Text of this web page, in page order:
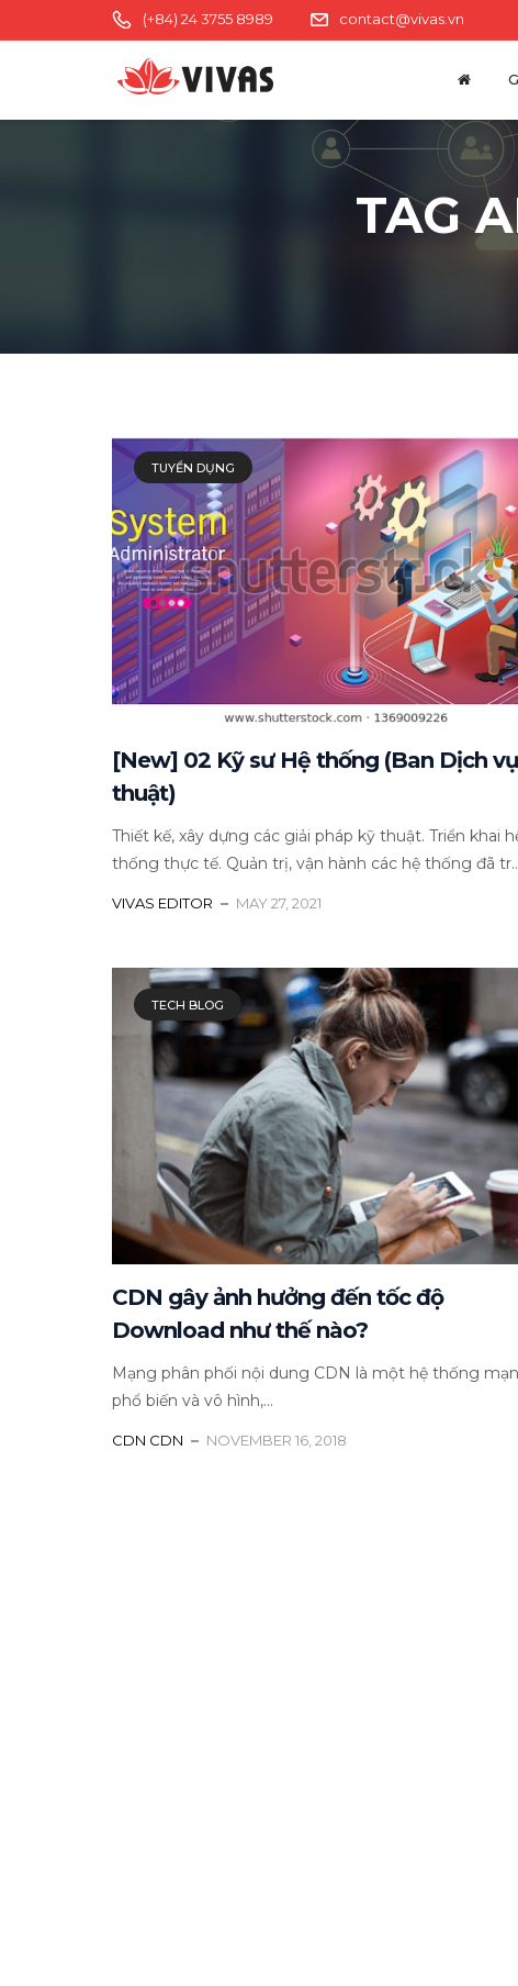
(+84) 24 3755 8989 contact@vivas.vn
TAG
TUYỂN DỤNG
[New] 02 Kỹ sư Hệ thống (Ban Dịch
thuật)
Thiết kế, xây dựng các giải pháp kỹ thuật. Triển khai
thống thực tế. Quản trị, vận hành các hệ thống đã
VIVAS EDITOR MAY 27, 2021
TECH BLOG
CDN gây ảnh hưởng đến tốc độ
Download như thế nào?
Mạng phân phối nội dung CDN là một hệ thống
phổ biến và vô hình,...
CDN CDN NOVEMBER 16, 2018